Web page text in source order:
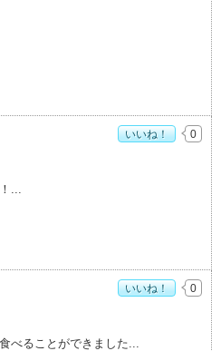
め度：
め度：
いいね！ 0
め度：3
べることができました
いいね！ 0